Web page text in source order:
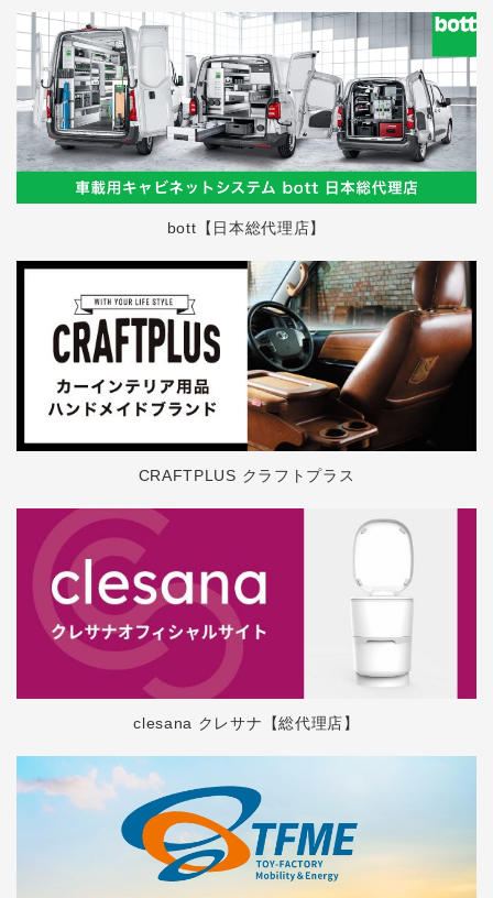
bott【日本総代理店】
CRAFTPLUS クラフトプラス
clesana クレサナ【総代理店】